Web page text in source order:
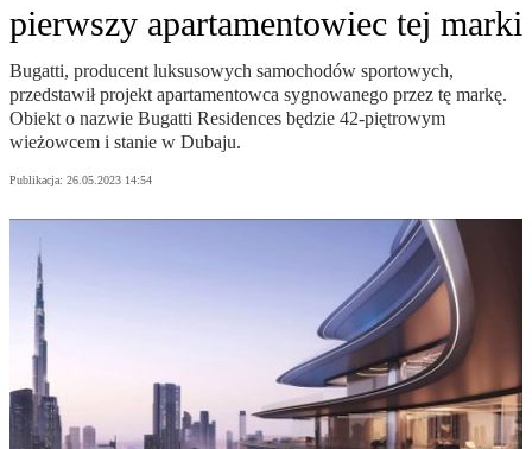
pierwszy apartamentowiec tej marki
Bugatti, producent luksusowych samochodów sportowych,
przedstawił projekt apartamentowca sygnowanego przez tę markę.
Obiekt o nazwie Bugatti Residences będzie 42-piętrowym
wieżowcem i stanie w Dubaju.
Publikacja: 26.05.2023 14:54